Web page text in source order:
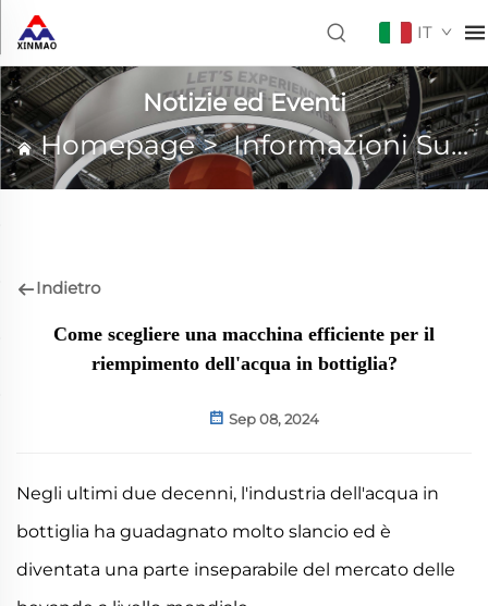
IT
Notizie ed Eventi
Homepage>Informazioni Su XINMAO
Indietro
Come scegliere una macchina efficiente per il
riempimento dell'acqua in bottiglia?
Sep 08, 2024
Negli ultimi due decenni, l'industria dell'acqua in
bottiglia ha guadagnato molto slancio ed è
diventata una parte inseparabile del mercato delle